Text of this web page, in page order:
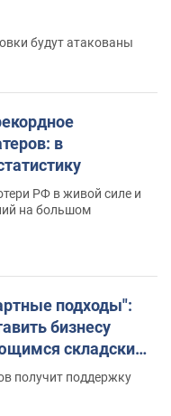
будут атакованы
в
РФ в живой силе и
на большом
подходы":
бизнесу
складским
получит поддержку